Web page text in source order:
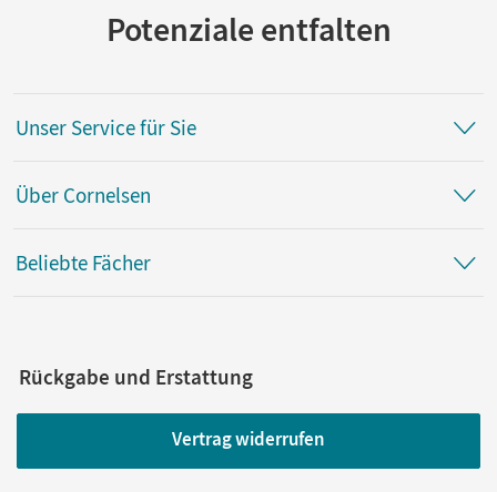
Potenziale entfalten
Unser Service für Sie
Über Cornelsen
Beliebte Fächer
Rückgabe und Erstattung
Vertrag widerrufen